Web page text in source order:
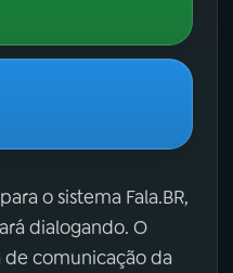
o sistema Fala.BR,
dialogando. O
de comunicação da